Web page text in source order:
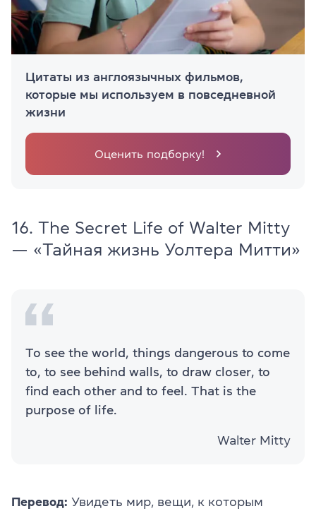
Цитаты из англоязычных фильмов,
которые мы используем в повседневной
жизни
Оценить подборку!
16. The Secret Life of Walter Mitty
— «Тайная жизнь Уолтера Митти»
To see the world, things dangerous to come
to, to see behind walls, to draw closer, to
find each other and to feel. That is the
purpose of life.
Walter Mitty
Перевод: Увидеть мир, вещи, к которым